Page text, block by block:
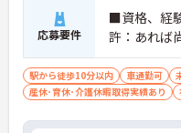
応募要件
■資格、経
許：あれば
駅から徒歩10分以内 車通勤可
産休･育休･介護休暇取得実績あり